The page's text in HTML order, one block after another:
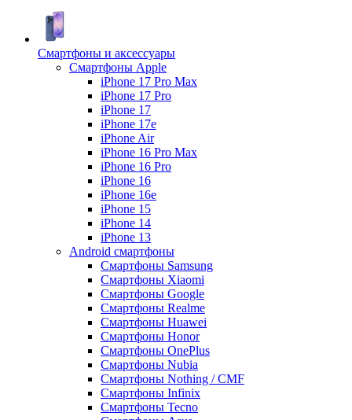
Смартфоны и аксессуары
Смартфоны Apple
iPhone 17 Pro Max
iPhone 17 Pro
iPhone 17
iPhone 17e
iPhone Air
iPhone 16 Pro Max
iPhone 16 Pro
iPhone 16
iPhone 16e
iPhone 15
iPhone 14
iPhone 13
Android cмартфоны
Смартфоны Samsung
Смартфоны Xiaomi
Смартфоны Google
Смартфоны Realme
Смартфоны Huawei
Смартфоны Honor
Смартфоны OnePlus
Смартфоны Nubia
Смартфоны Nothing / CMF
Смартфоны Infinix
Смартфоны Tecno